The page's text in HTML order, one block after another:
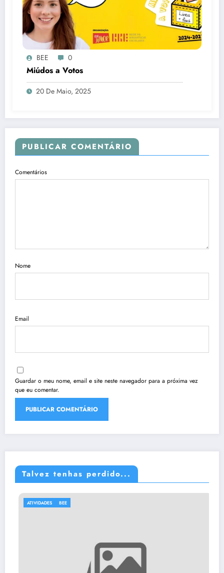
BEE 0
Miúdos a Votos
20 De Maio, 2025
PUBLICAR COMENTÁRIO
Comentários
Nome
Email
Guardar o meu nome, email e site neste navegador para a próxima vez
que eu comentar.
Talvez tenhas perdido...
ATIVIDADES BEE